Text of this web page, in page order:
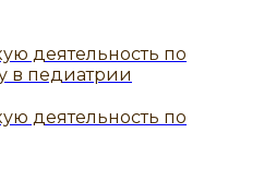
деятельность по
в педиатрии
деятельность по